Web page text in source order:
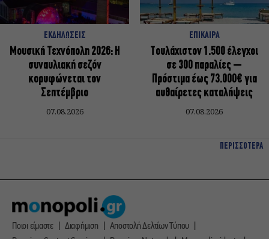
ΕΚΔΗΛΩΣΕΙΣ
Μουσική Τεχνόπολη 2026: Η
συναυλιακή σεζόν
κορυφώνεται τον
Σεπτέμβριο
07.08.2026
ΕΠΙΚΑΙΡΑ
Τουλάχιστον 1.500 έλεγχοι
σε 300 παραλίες –
Πρόστιμα έως 73.000€ για
αυθαίρετες καταλήψεις
07.08.2026
ΠΕΡΙΣΣΟΤΕΡΑ
Ποιοι είμαστε Διαφήμιση
Αποστολή Δελτίων Τύπου